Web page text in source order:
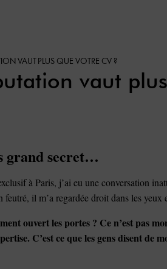
VAUT PLUS QUE VOTRE CV ?
vaut
grand secret…
à Paris, j’ai eu une conversation
il m’a regardée droit dans les yeux
ouvert les portes ? Ce n’est pas
C’est ce que les gens disent de